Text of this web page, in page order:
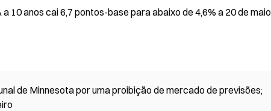
10 anos cai 6,7 pontos-base para abaixo de 4,6% a 20 de maio
de Minnesota por uma proibição de mercado de previsões;